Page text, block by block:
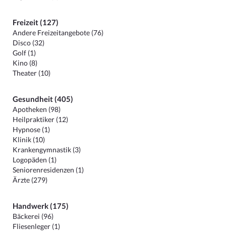
Freizeit (127)
Andere Freizeitangebote (76)
Disco (32)
Golf (1)
Kino (8)
Theater (10)
Gesundheit (405)
Apotheken (98)
Heilpraktiker (12)
Hypnose (1)
Klinik (10)
Krankengymnastik (3)
Logopäden (1)
Seniorenresidenzen (1)
Ärzte (279)
Handwerk (175)
Bäckerei (96)
Fliesenleger (1)